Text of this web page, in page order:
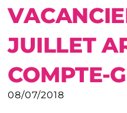
JUILLET
COMPTE-
08/07/2018